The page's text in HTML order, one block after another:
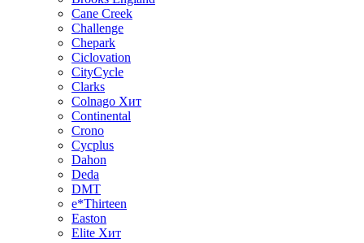
Cane Creek
Challenge
Chepark
Ciclovation
CityCycle
Clarks
Colnago Хит
Continental
Crono
Cycplus
Dahon
Deda
DMT
e*Thirteen
Easton
Elite Хит